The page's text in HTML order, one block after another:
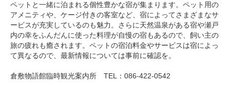
ペットと一緒に泊まれる個性豊かな宿が集まります。ペット用の
アメニティや、ケージ付きの客室など、宿によってさまざまなサ
ービスが充実しているのも魅力。さらに天然温泉がある宿や瀬戸
内の幸をふんだんに使った料理が自慢の宿もあるので、飼い主の
旅の疲れも癒されます。ペットの宿泊料金やサービスは宿によっ
て異なるので、最新情報については事前に確認を。
倉敷物語館臨時観光案内所 TEL：086-422-0542